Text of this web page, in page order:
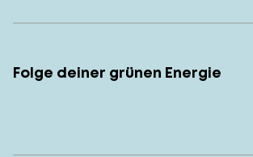
Folge deiner grünen Energie